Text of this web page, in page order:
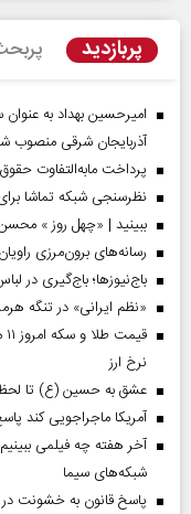
پربازدید
امیرحسین بهداد به
آذربایجان شرقی منصوب
پرداخت مابه‌التفاوت
نظرسنجی شبکه تماشا
ببینید | «چهل روز »
رسانه‌های برون‌مرزی
باج‌نیوزها؛ باج‌گیری در
«نظم ایرانی» در تنگه
نرخ ارز
عشق به حسین (ع) تا
آمریکا ماجراجویی کند
آخر هفته چه فیلمی
شبکه‌های سیما
پاسخ قانون به خشونت در